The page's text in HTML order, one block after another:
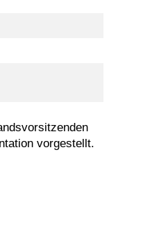
vorgestellt.